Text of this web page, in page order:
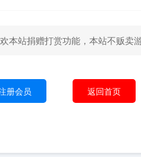
站捐赠打赏功能，本站不贩卖
册会员 返回首页